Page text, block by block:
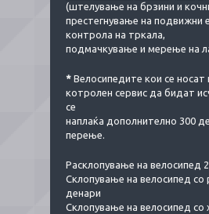
(штелување на брзини и
престегнување на подвижни
контрола на тркала,
подмачкување и мерење на
* Велосипедите кои се носат
котролен сервис да бидат
се
наплаќа дополнително 300
перење.
Расклопување на велосипед
Склопување на велосипед со
денари
Склопување на велосипед со